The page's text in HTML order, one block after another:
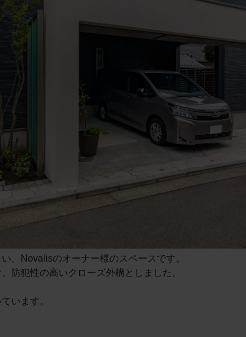
、Novalisのオーナー様のスペースです。
防犯性の高いクローズ外構としました。
います。